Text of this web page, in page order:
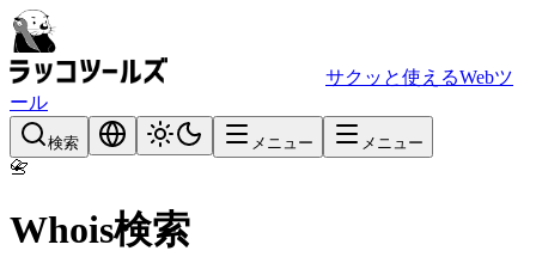
サクッと使えるWebツ
ール
検索 メニュー メニュー
📇
Whois検索